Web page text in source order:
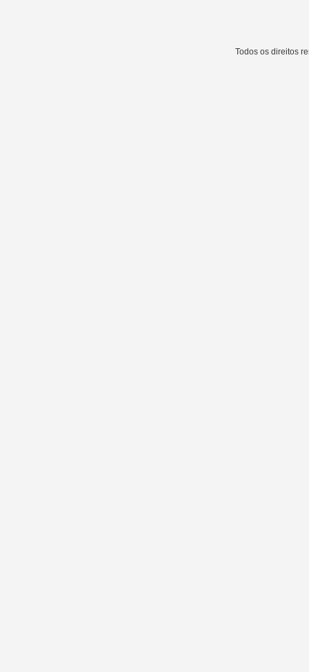
Todos os direitos